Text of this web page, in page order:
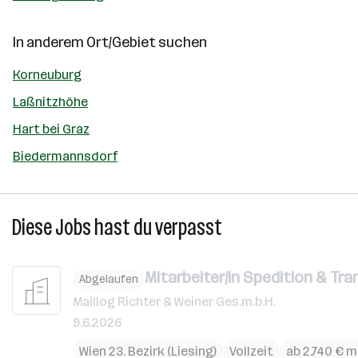
In anderem Ort/Gebiet suchen
Korneuburg
Laßnitzhöhe
Hart bei Graz
Biedermannsdorf
Diese Jobs hast du verpasst
Abgelaufen Mitarbeiter/in Spedition &
Maillog Richter & Weiner Ges.m.b.H.
9.6.2026
Wien 23. Bezirk (Liesing)
Vollzeit ab 2.740 €